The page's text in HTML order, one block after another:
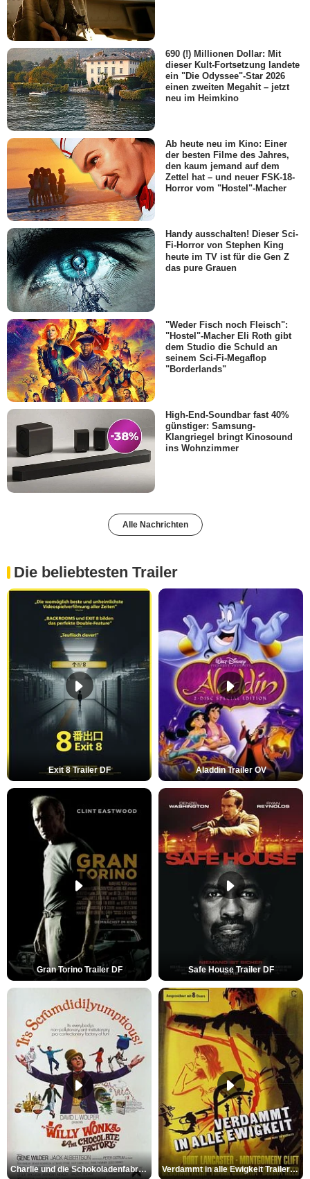
690 (!) Millionen Dollar: Mit
dieser Kult-Fortsetzung landete
ein "Die Odyssee"-Star 2026
einen zweiten Megahit – jetzt
neu im Heimkino
Ab heute neu im Kino: Einer
der besten Filme des Jahres,
den kaum jemand auf dem
Zettel hat – und neuer FSK-18-
Horror vom "Hostel"-Macher
Handy ausschalten! Dieser Sci-
Fi-Horror von Stephen King
heute im TV ist für die Gen Z
das pure Grauen
"Weder Fisch noch Fleisch":
"Hostel"-Macher Eli Roth gibt
dem Studio die Schuld an
seinem Sci-Fi-Megaflop
"Borderlands"
High-End-Soundbar fast 40%
günstiger: Samsung-
Klangriegel bringt Kinosound
ins Wohnzimmer
Alle Nachrichten
Die beliebtesten Trailer
Exit 8 Trailer DF Aladdin Trailer OV
Gran Torino Trailer DF Safe House Trailer DF
Charlie und die Schokoladenfabrik Trailer OV Verdammt in alle Ewigkeit Trailer OV